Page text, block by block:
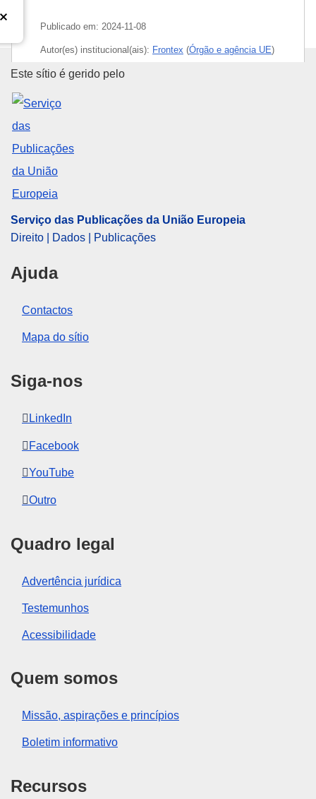
Publicado em: 2024-11-08
Autor(es) institucional(ais): Frontex (Órgão e agência UE)
Tema: exercício orçamental
CELEX : 52024XX06546
OJ : C_202406546
pdfa2a
Mostrar todos os números desta coleção
Serviço das Publicações da
Este sítio é gerido pelo
Serviço das Publicações da União Europeia
Direito | Dados | Publicações
Ajuda
Contactos
Mapa do sítio
Siga-nos
LinkedIn
Facebook
YouTube
Outro
Quadro legal
Advertência jurídica
Testemunhos
Acessibilidade
Quem somos
Missão, aspirações e princípios
Boletim informativo
Recursos